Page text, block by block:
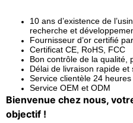
10 ans d’existence de
recherche et
Fournisseur d’or certifié
Certificat CE, RoHS, FCC
Bon contrôle de la qualité,
Délai de livraison rapide et
Service clientèle 24
Service OEM et ODM
Bienvenue chez nous,
objectif !